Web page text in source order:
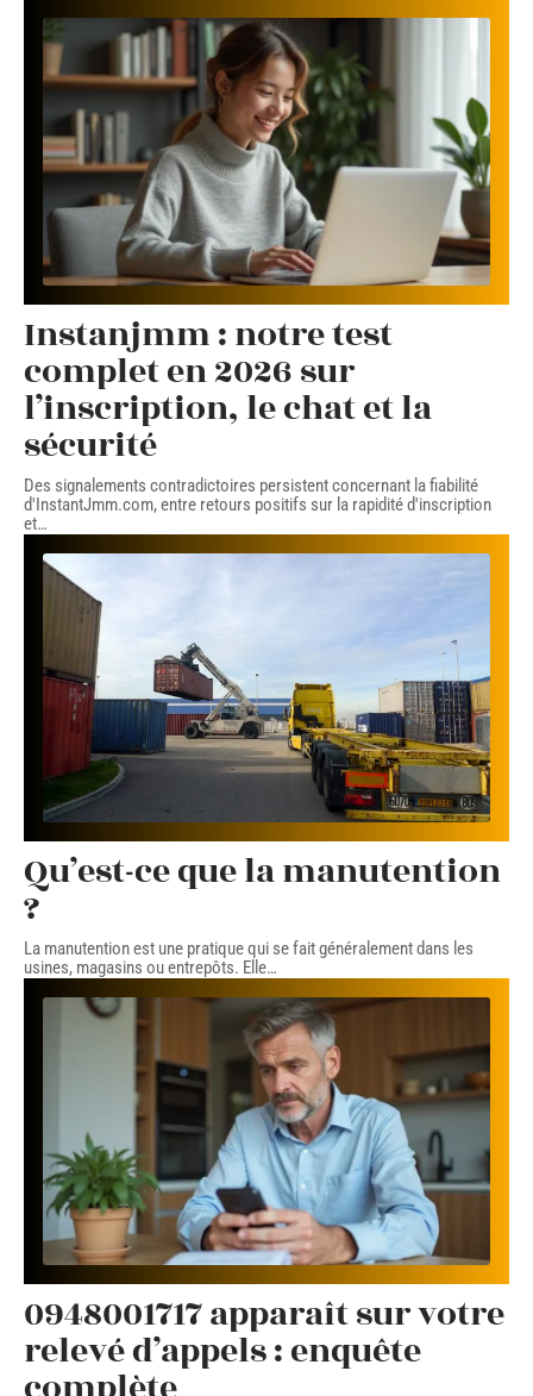
Instanjmm : notre test
complet en 2026 sur
l’inscription, le chat et la
sécurité
Des signalements contradictoires persistent concernant la fiabilité
d'InstantJmm.com, entre retours positifs sur la rapidité d'inscription
et…
Qu’est-ce que la manutention
?
La manutention est une pratique qui se fait généralement dans les
usines, magasins ou entrepôts. Elle…
0948001717 apparaît sur votre
relevé d’appels : enquête